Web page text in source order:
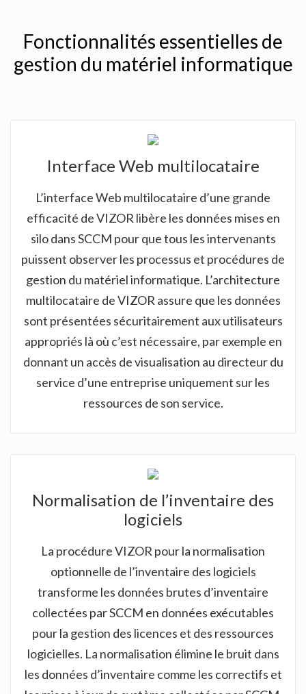
Fonctionnalités essentielles de
gestion du matériel informatique
Interface Web multilocataire
L’interface Web multilocataire d’une grande
efficacité de VIZOR libère les données mises en
silo dans SCCM pour que tous les intervenants
puissent observer les processus et procédures de
gestion du matériel informatique. L’architecture
multilocataire de VIZOR assure que les données
sont présentées sécuritairement aux utilisateurs
appropriés là où c’est nécessaire, par exemple en
donnant un accès de visualisation au directeur du
service d’une entreprise uniquement sur les
ressources de son service.
Normalisation de l’inventaire des
logiciels
La procédure VIZOR pour la normalisation
optionnelle de l’inventaire des logiciels
transforme les données brutes d’inventaire
collectées par SCCM en données exécutables
pour la gestion des licences et des ressources
logicielles. La normalisation élimine le bruit dans
les données d’inventaire comme les correctifs et